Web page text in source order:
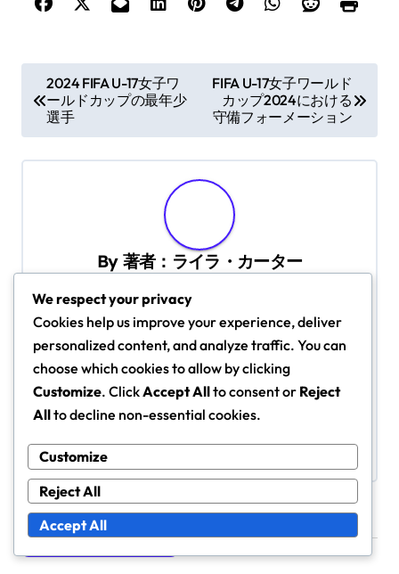
o
s
t
i
g
a
n
2024 FIFA U-17女子ワ
ールドカップの最年少
選手
FIFA U-17女子ワールド
カップ2024における
守備フォーメーション
By 著者：ライラ・カーター
プロフィール：ライラ・カーターは、女子サッカ
ーに焦点を当てた情熱的なスポーツアナリストで
す。スポーツジャーナリズムのバックグラウンド
を持ち、ゲームへの深い愛情を抱く彼女は、
2024年のFIFA U-17女子ワールドカップに関する
洞察に満ちたコメントと分析を提供します。ライ
ための若者スポーツの力を信じています。
Related Posts
We respect your privacy
Cookies help us improve your experience, deliver
personalized content, and analyze traffic. You can
choose which cookies to allow by clicking
Customize. ClickAccept Allto consent or Reject
Allto decline non-essential cookies.
Customize
Reject All
Accept All